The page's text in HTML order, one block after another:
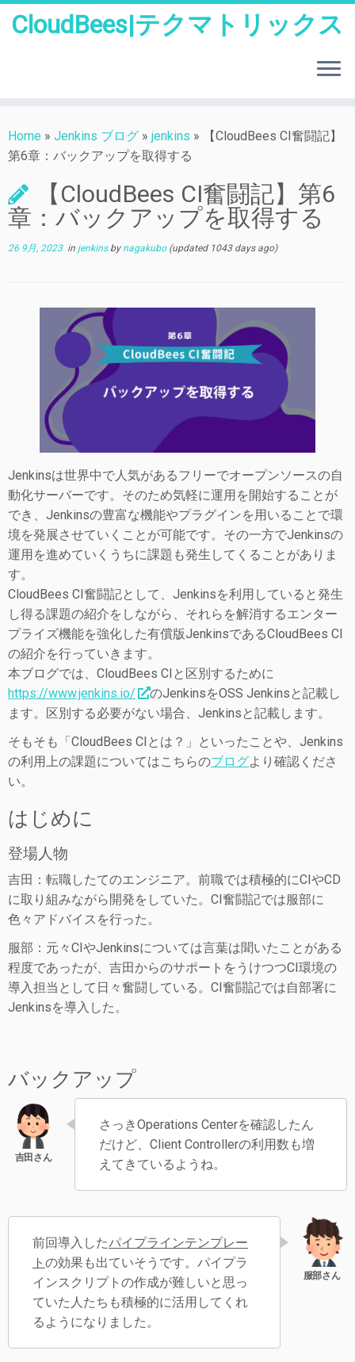
to
content
CloudBees|テクマトリックス
Home » Jenkins ブログ » jenkins »
【CloudBees CI奮闘記】
第6章：バックアップを取得する
【CloudBees CI奮闘記】第6
章：バックアップを取得する
26 9月, 2023in jenkins by nagakubo(updated 1043 days ago)
Jenkinsは世界中で人気があるフリーでオープンソースの自
動化サーバーです。そのため気軽に運用を開始することが
でき、Jenkinsの豊富な機能やプラグインを用いることで環
境を発展させていくことが可能です。その一方でJenkinsの
運用を進めていくうちに課題も発生してくることがありま
す。
CloudBees CI奮闘記として、Jenkinsを利用していると発生
し得る課題の紹介をしながら、それらを解消するエンター
プライズ機能を強化した有償版JenkinsであるCloudBees CI
の紹介を行っていきます。
本ブログでは、CloudBees CIと区別するために
https://www.jenkins.io/
のJenkinsをOSS Jenkinsと記載し
ます。区別する必要がない場合、Jenkinsと記載します。
そもそも「CloudBees CIとは？」といったことや、Jenkins
の利用上の課題についてはこちらのブログより確認くださ
い。
はじめに
登場人物
吉田：転職したてのエンジニア。前職では積極的にCIやCD
に取り組みながら開発をしていた。CI奮闘記では服部に
色々アドバイスを行った。
服部：元々CIやJenkinsについては言葉は聞いたことがある
程度であったが、吉田からのサポートをうけつつCI環境の
導入担当として日々奮闘している。CI奮闘記では自部署に
Jenkinsを導入した。
バックアップ
さっきOperations Centerを確認したん
だけど、Client Controllerの利用数も増
えてきているようね。
前回導入したパイプラインテンプレー
ト の効果も出ていそうです。パイプラ
インスクリプトの作成が難しいと思っ
ていた人たちも積極的に活用してくれ
るようになりました。